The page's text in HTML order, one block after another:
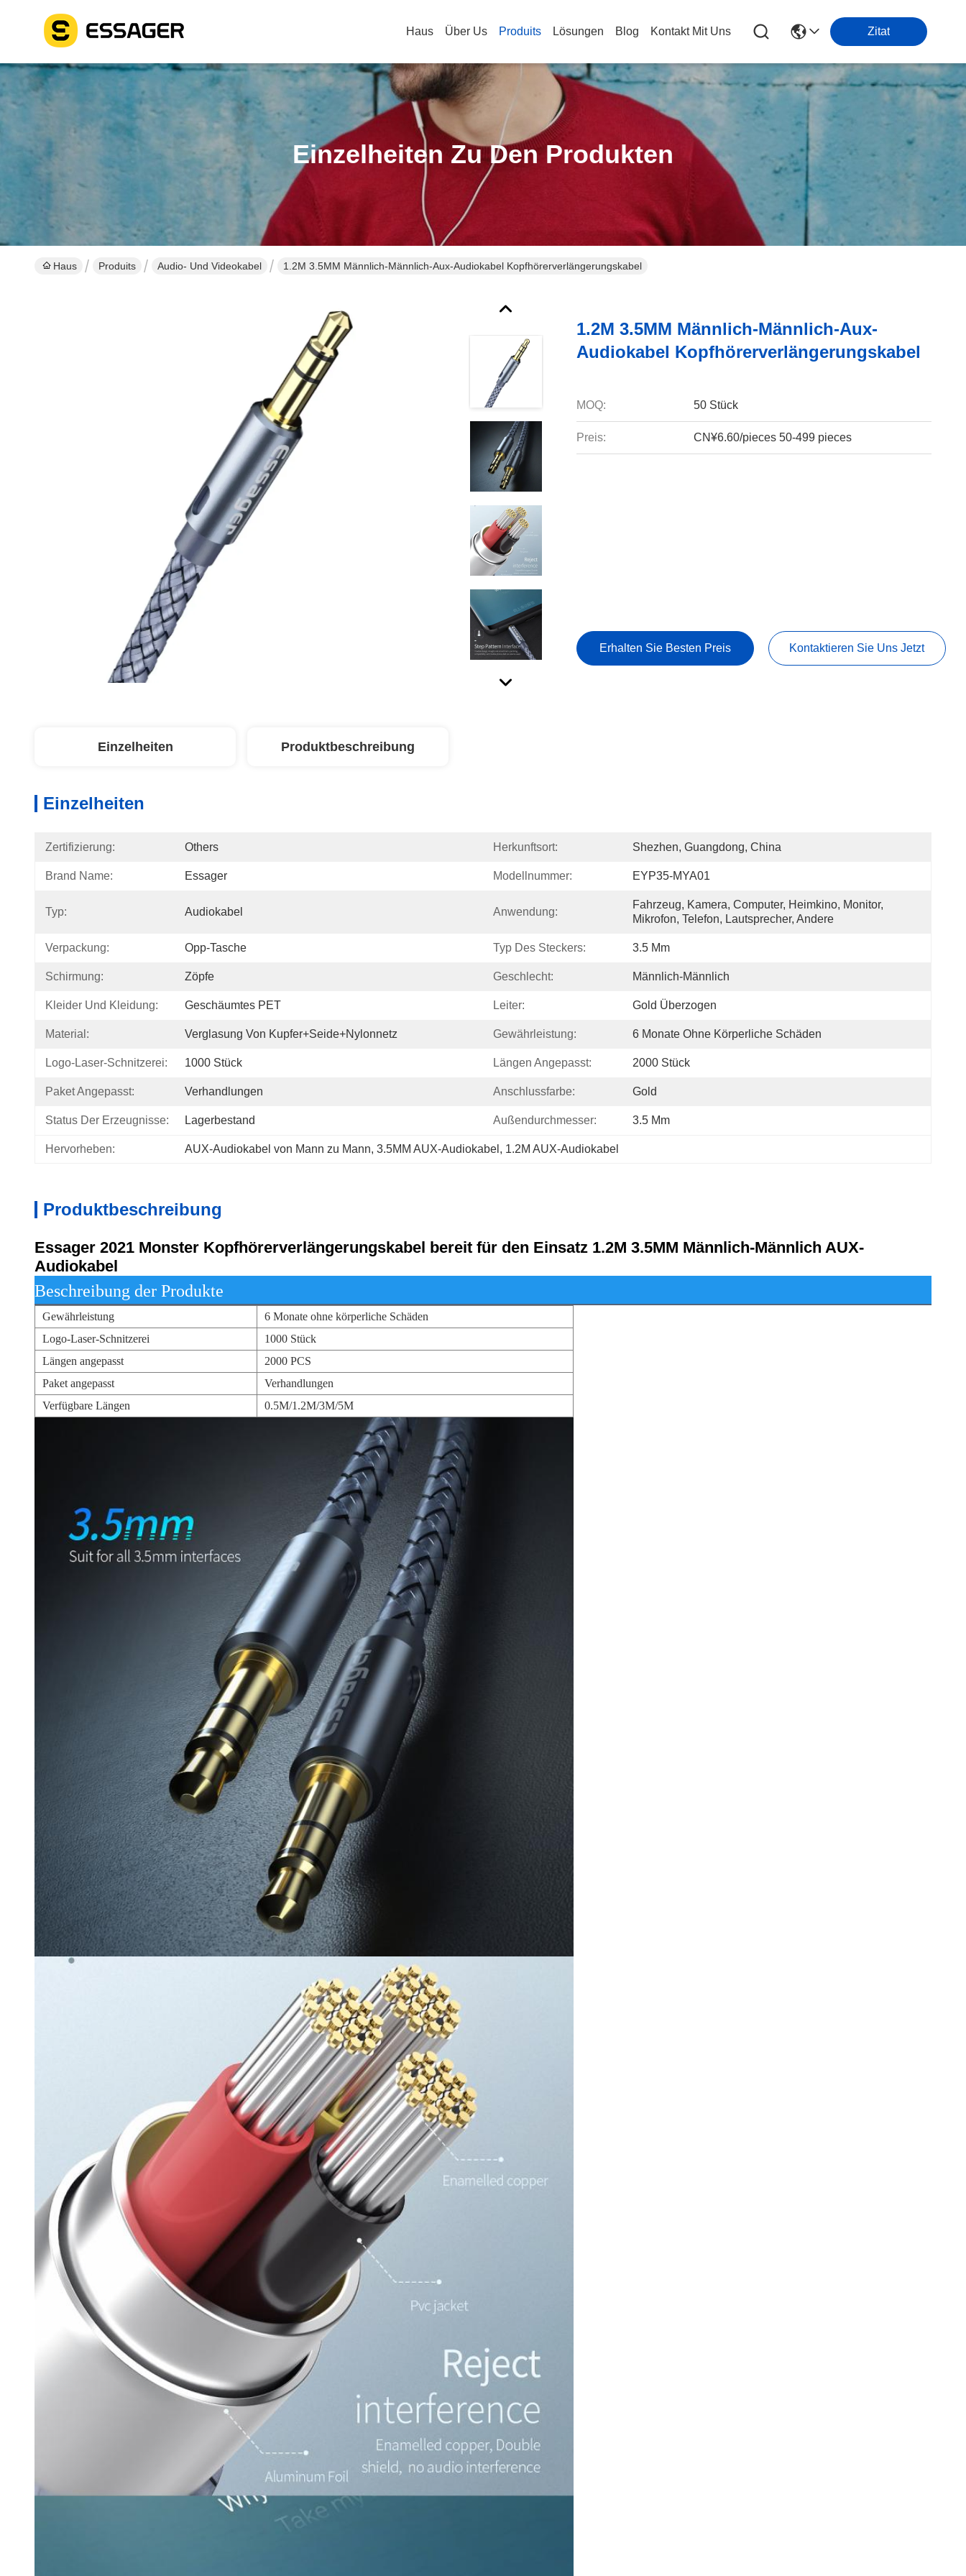
Haus Über Us Produits Lösungen Blog Kontakt Mit Uns Zitat
Einzelheiten Zu Den Produkten
Haus Produits Audio- Und Videokabel 1.2M 3.5MM Männlich-Männlich-Aux-Audiokabel Kopfhörerverlängerungskabel
1.2M 3.5MM Männlich-Männlich-Aux-
Audiokabel Kopfhörerverlängerungskabel
MOQ: 50 Stück
Preis: CN¥6.60/pieces 50-499 pieces
Erhalten Sie Besten Preis Kontaktieren Sie Uns Jetzt
Einzelheiten Produktbeschreibung
Einzelheiten
Zertifizierung: Others Herkunftsort: Shezhen, Guangdong, China
Brand Name: Essager Modellnummer: EYP35-MYA01
Typ: Audiokabel Anwendung:
Fahrzeug, Kamera, Computer, Heimkino, Monitor,
Mikrofon, Telefon, Lautsprecher, Andere
Verpackung: Opp-Tasche Typ Des Steckers: 3.5 Mm
Schirmung: Zöpfe Geschlecht: Männlich-Männlich
Kleider Und Kleidung: Geschäumtes PET Leiter: Gold Überzogen
Material: Verglasung Von Kupfer+Seide+Nylonnetz Gewährleistung: 6 Monate Ohne Körperliche Schäden
Logo-Laser-Schnitzerei: 1000 Stück Längen Angepasst: 2000 Stück
Paket Angepasst: Verhandlungen Anschlussfarbe: Gold
Status Der Erzeugnisse: Lagerbestand Außendurchmesser: 3.5 Mm
Hervorheben: AUX-Audiokabel von Mann zu Mann, 3.5MM AUX-Audiokabel , 1.2M AUX-Audiokabel
Produktbeschreibung
Essager 2021 Monster Kopfhörerverlängerungskabel bereit für den Einsatz 1.2M 3.5MM Männlich-Männlich AUX-
Audiokabel
Beschreibung der Produkte
Gewährleistung
6 Monate ohne körperliche Schäden
Logo-Laser-Schnitzerei
1000 Stück
Längen angepasst
2000 PCS
Paket angepasst
Verhandlungen
Verfügbare Längen
0.5M/1.2M/3M/5M